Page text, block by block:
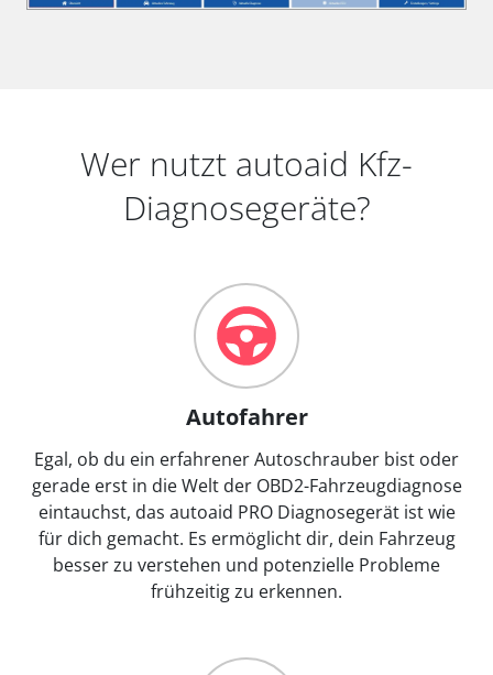
Wer nutzt autoaid Kfz-
Diagnosegeräte?
Autofahrer
Egal, ob du ein erfahrener Autoschrauber bist oder
gerade erst in die Welt der OBD2-Fahrzeugdiagnose
eintauchst, das autoaid PRO Diagnosegerät ist wie
für dich gemacht. Es ermöglicht dir, dein Fahrzeug
besser zu verstehen und potenzielle Probleme
frühzeitig zu erkennen.